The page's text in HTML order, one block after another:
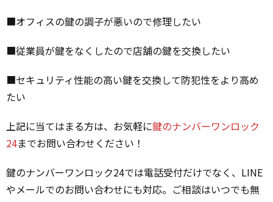
■オフィスの鍵の調子が悪いので修理したい
■従業員が鍵をなくしたので店舗の鍵を交換したい
■セキュリティ性能の高い鍵を交換して防犯性をより高め
たい
上記に当てはまる方は、お気軽に鍵のナンバーワンロック
24までお問い合わせください！
鍵のナンバーワンロック24では電話受付だけでなく、LINE
やメールでのお問い合わせにも対応。ご相談はいつでも無